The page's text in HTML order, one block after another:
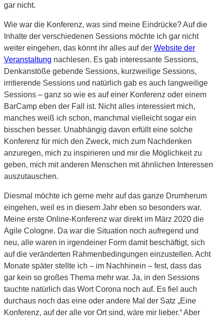
gar nicht.
Wie war die Konferenz, was sind meine Eindrücke? Auf die
Inhalte der verschiedenen Sessions möchte ich gar nicht
weiter eingehen, das könnt ihr alles auf der Website der
Veranstaltung nachlesen. Es gab interessante Sessions,
Denkanstöße gebende Sessions, kurzweilige Sessions,
irritierende Sessions und natürlich gab es auch langweilige
Sessions – ganz so wie es auf einer Konferenz oder einem
BarCamp eben der Fall ist. Nicht alles interessiert mich,
manches weiß ich schon, manchmal vielleicht sogar ein
bisschen besser. Unabhängig davon erfüllt eine solche
Konferenz für mich den Zweck, mich zum Nachdenken
anzuregen, mich zu inspirieren und mir die Möglichkeit zu
geben, mich mit anderen Menschen mit ähnlichen Interessen
auszutauschen.
Diesmal möchte ich gerne mehr auf das ganze Drumherum
eingehen, weil es in diesem Jahr eben so besonders war.
Meine erste Online-Konferenz war direkt im März 2020 die
Agile Cologne. Da war die Situation noch aufregend und
neu, alle waren in irgendeiner Form damit beschäftigt, sich
auf die veränderten Rahmenbedingungen einzustellen. Acht
Monate später stellte ich – im Nachhinein – fest, dass das
gar kein so großes Thema mehr war. Ja, in den Sessions
tauchte natürlich das Wort Corona noch auf. Es fiel auch
durchaus noch das eine oder andere Mal der Satz „Eine
Konferenz, auf der alle vor Ort sind, wäre mir lieber.“ Aber